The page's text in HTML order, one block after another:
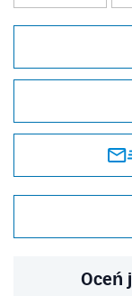
Oceń